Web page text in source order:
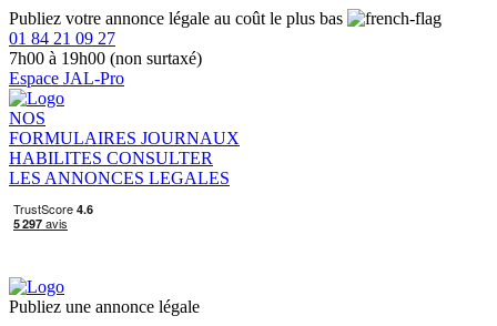
Publiez votre annonce légale au coût le plus bas
01 84 21 09 27
7h00 à 19h00 (non surtaxé)
Espace JAL-Pro
NOS
FORMULAIRES JOURNAUX
HABILITES CONSULTER
LES ANNONCES LEGALES
Publiez une annonce légale